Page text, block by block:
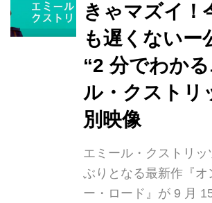
きゃマズイ！
も遅くないー
“2 分でわか
ル・クストリ
別映像
エミール・クストリ
ぶりとなる最新作『オ
ー・ロード』が 9 月